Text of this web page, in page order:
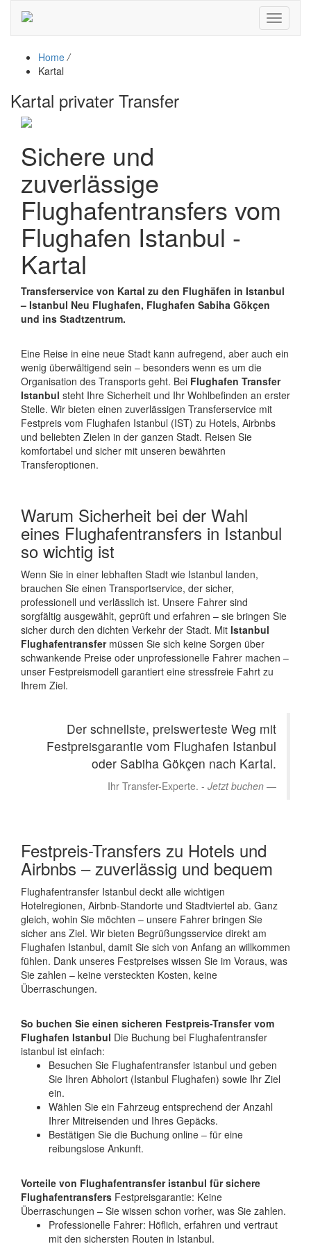
Toggle
Home /
Kartal
Kartal privater Transfer
Sichere und
zuverlässige
Flughafentransfers vom
Flughafen Istanbul -
Kartal
Transferservice von Kartal zu den Flughäfen in Istanbul
– Istanbul Neu Flughafen, Flughafen Sabiha Gökçen
und ins Stadtzentrum.
Eine Reise in eine neue Stadt kann aufregend, aber auch ein
wenig überwältigend sein – besonders wenn es um die
Organisation des Transports geht. Bei Flughafen Transfer
Istanbul steht Ihre Sicherheit und Ihr Wohlbefinden an erster
Stelle. Wir bieten einen zuverlässigen Transferservice mit
Festpreis vom Flughafen Istanbul (IST) zu Hotels, Airbnbs
und beliebten Zielen in der ganzen Stadt. Reisen Sie
komfortabel und sicher mit unseren bewährten
Transferoptionen.
Warum Sicherheit bei der Wahl
eines Flughafentransfers in Istanbul
so wichtig ist
Wenn Sie in einer lebhaften Stadt wie Istanbul landen,
brauchen Sie einen Transportservice, der sicher,
professionell und verlässlich ist. Unsere Fahrer sind
sorgfältig ausgewählt, geprüft und erfahren – sie bringen Sie
sicher durch den dichten Verkehr der Stadt. Mit Istanbul
Flughafentransfermüssen Sie sich keine Sorgen über
schwankende Preise oder unprofessionelle Fahrer machen –
unser Festpreismodell garantiert eine stressfreie Fahrt zu
Ihrem Ziel.
Der schnellste, preiswerteste Weg mit
Festpreisgarantie vom Flughafen Istanbul
oder Sabiha Gökçen nach Kartal.
Ihr Transfer-Experte. - Jetzt buchen
Festpreis-Transfers zu Hotels und
Airbnbs – zuverlässig und bequem
Flughafentransfer Istanbul deckt alle wichtigen
Hotelregionen, Airbnb-Standorte und Stadtviertel ab. Ganz
gleich, wohin Sie möchten – unsere Fahrer bringen Sie
sicher ans Ziel. Wir bieten Begrüßungsservice direkt am
Flughafen Istanbul, damit Sie sich von Anfang an willkommen
fühlen. Dank unseres Festpreises wissen Sie im Voraus, was
Sie zahlen – keine versteckten Kosten, keine
Überraschungen.
So buchen Sie einen sicheren Festpreis-Transfer vom
Flughafen Istanbul Die Buchung bei Flughafentransfer
istanbul ist einfach:
Besuchen Sie Flughafentransfer istanbul und geben
Sie Ihren Abholort (Istanbul Flughafen) sowie Ihr Ziel
ein.
Wählen Sie ein Fahrzeug entsprechend der Anzahl
Ihrer Mitreisenden und Ihres Gepäcks.
Bestätigen Sie die Buchung online – für eine
reibungslose Ankunft.
Vorteile von Flughafentransfer istanbul für sichere
Flughafentransfers Festpreisgarantie: Keine
Überraschungen – Sie wissen schon vorher, was Sie zahlen.
Professionelle Fahrer: Höflich, erfahren und vertraut
mit den sichersten Routen in Istanbul.